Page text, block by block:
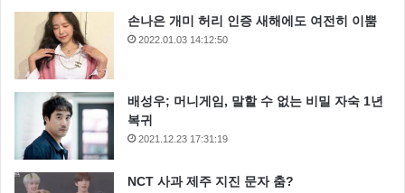
손나은 개미 허리 인증 새해에도 여전히 이뿜
2022.01.03 14:12:50
배성우; 머니게임, 말할 수 없는 비밀 자숙 1년
복귀
2021.12.23 17:31:19
NCT 사과 제주 지진 문자 춤?